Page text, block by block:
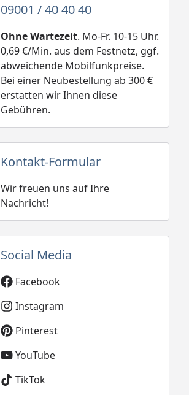
09001 / 40 40 40
Ohne Wartezeit. Mo-Fr. 10-15 Uhr.
0,69 €/Min. aus dem Festnetz, ggf.
abweichende Mobilfunkpreise.
Bei einer Neubestellung ab 300 €
erstatten wir Ihnen diese
Gebühren.
Kontakt-Formular
Wir freuen uns auf Ihre
Nachricht!
Social Media
Facebook
Instagram
Pinterest
YouTube
TikTok